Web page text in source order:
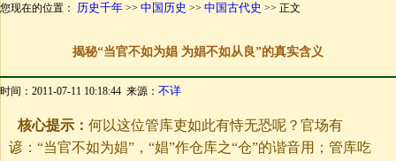
您现在的位置： 历史千年 >> 中国历史 >> 中国古代史 >> 正文
揭秘“当官不如为娼 为娼不如从良”的真实含义
时间：2011-07-11 10:18:44 来源： 不详
核心提示： 何以这位管库吏如此有恃无恐呢？官场有
谚：“当官不如为娼”，“娼”作仓库之“仓”的谐音用；管库吃